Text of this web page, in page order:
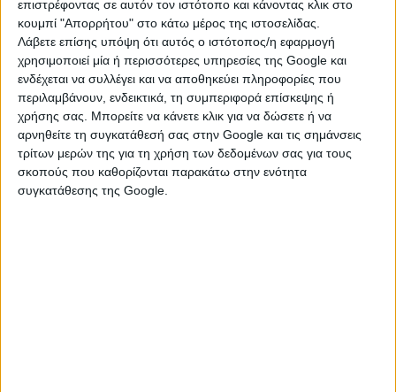
επιστρέφοντας σε αυτόν τον ιστότοπο και κάνοντας κλικ στο
κουμπί "Απορρήτου" στο κάτω μέρος της ιστοσελίδας.
Λάβετε επίσης υπόψη ότι αυτός ο ιστότοπος/η εφαρμογή
χρησιμοποιεί μία ή περισσότερες υπηρεσίες της Google και
ενδέχεται να συλλέγει και να αποθηκεύει πληροφορίες που
περιλαμβάνουν, ενδεικτικά, τη συμπεριφορά επίσκεψης ή
χρήσης σας. Μπορείτε να κάνετε κλικ για να δώσετε ή να
αρνηθείτε τη συγκατάθεσή σας στην Google και τις σημάνσεις
τρίτων μερών της για τη χρήση των δεδομένων σας για τους
σκοπούς που καθορίζονται παρακάτω στην ενότητα
συγκατάθεσης της Google.
Ανάπτυξης και Τροφίμων.
Με τη συγκεκριμένη πληρωμή συνεχίζεται η στήριξη
των παραγωγών που επλήγησαν
από τις φυσικές καταστροφές, με στόχο την
αποκατάσταση της παραγωγικής τους
δραστηριότητας και την ενίσχυση της βιωσιμότητας
των αγροτικών εκμεταλλεύσεων.